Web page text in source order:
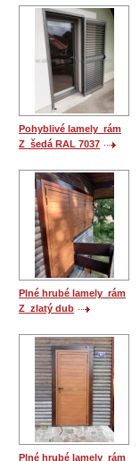
Pohyblivé lamely_rám
Z_šedá RAL 7037
Plné hrubé lamely_rám
Z_zlatý dub
Plné hrubé lamely_rám